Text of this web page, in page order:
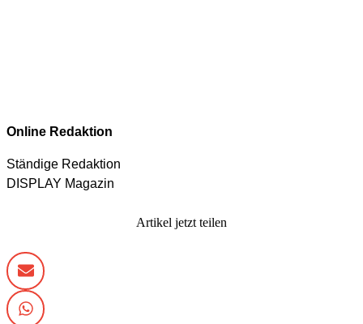
Online Redaktion
Ständige Redaktion
DISPLAY Magazin
Artikel jetzt teilen